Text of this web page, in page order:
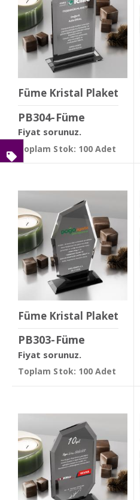
Füme Kristal Plaket
PB304-Füme
Fiyat sorunuz.
Toplam Stok: 100 Adet
Füme Kristal Plaket
PB303-Füme
Fiyat sorunuz.
Toplam Stok: 100 Adet